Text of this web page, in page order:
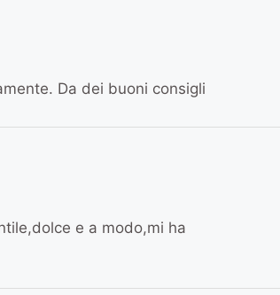
Da dei buoni consigli
e a modo,mi ha